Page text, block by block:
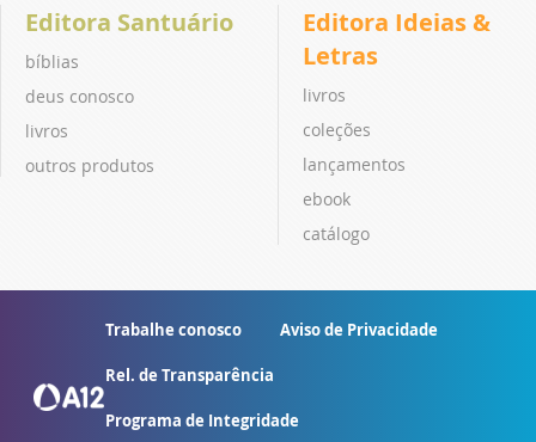
Editora Santuário
bíblias
deus conosco
livros
outros produtos
Editora Ideias &
Letras
livros
coleções
lançamentos
ebook
catálogo
Trabalhe conosco Aviso de Privacidade
Rel. de Transparência
Programa de Integridade